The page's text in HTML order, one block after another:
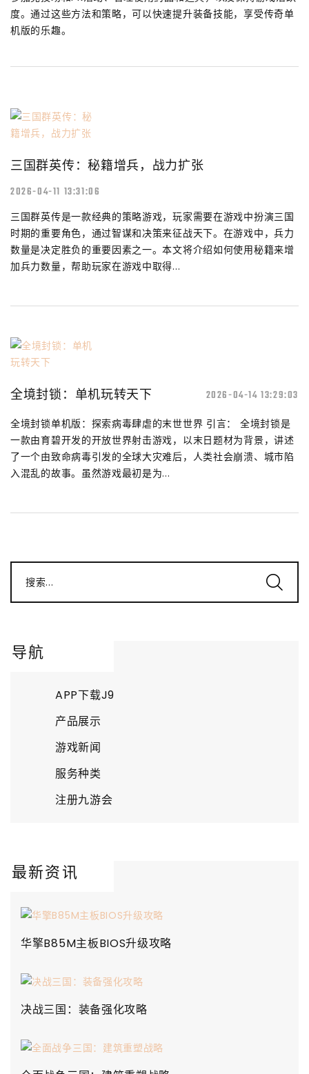
度。通过这些方法和策略，可以快速提升装备技能，享受传奇单
机版的乐趣。
三国群英传：秘籍增兵，战力扩张
2026-04-11 13:31:06
三国群英传是一款经典的策略游戏，玩家需要在游戏中扮演三国
时期的重要角色，通过智谋和决策来征战天下。在游戏中，兵力
数量是决定胜负的重要因素之一。本文将介绍如何使用秘籍来增
加兵力数量，帮助玩家在游戏中取得...
全境封锁：单机玩转天下 2026-04-14 13:29:03
全境封锁单机版：探索病毒肆虐的末世世界 引言： 全境封锁是
一款由育碧开发的开放世界射击游戏，以末日题材为背景，讲述
了一个由致命病毒引发的全球大灾难后，人类社会崩溃、城市陷
入混乱的故事。虽然游戏最初是为...
搜索...
导航
APP下载J9
产品展示
游戏新闻
服务种类
注册九游会
最新资讯
华擎B85M主板BIOS升级攻略
决战三国：装备强化攻略